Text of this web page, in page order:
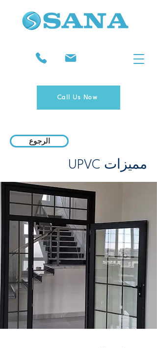
Call Us Now
الرجوع
UPVC مميزات